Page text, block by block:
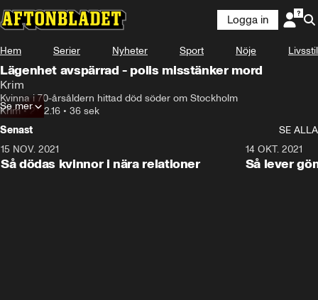
Logga in
Hem Serier Nyheter Sport Nöje Livsstil
Lägenhet avspärrad - polis misstänker mord
Krim
Kvinna i 70-årsåldern hittad död söder om Stockholm
Krim•21.12.16 • 36 sek
Se mer
Senast
SE ALLA
15 NOV. 2021
Så dödas kvinnor i nära relationer
14 OKT. 2021
Så lever